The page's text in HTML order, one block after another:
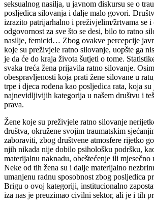
seksualnog nasilja, u javnom diskursu se o
posljedica silovanja i dalje malo govori.
izrazito patrijarhalno i preživjelim/žrtvama se i
odgovornost za sve što se desi, bilo to ratno
nasilje, femicid… Zbog ovakve percepcije
koje su preživjele ratno silovanje, uopšte ga
je da će do kraja života šutjeti o tome.
svaka treća žena prijavila ratno silovanje.
obespravljenosti koja prati žene silovane u
trpe i djeca rođena kao posljedica rata, koja su
najnevidljivijih kategorija u našem društvu i
prava.
Žene koje su preživjele ratno silovanje
društva, okružene svojim traumatskim
zaboraviti, zbog društvene atmosfere rijetko
njih nikada nije dobilo psihološku podršku,
materijalnu naknadu, obeštećenje ili mjesečno
Neke od tih žena su i dalje materijalno
umanjenu radnu sposobnost zbog posljedica
Brigu o ovoj kategoriji, institucionalno
iza nas je preuzimao civilni sektor, ali je i tih